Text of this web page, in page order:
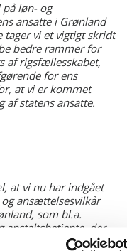
løn- og
ansatte i Grønland
tager vi et vigtigt skridt
bedre rammer for
af rigsfællesskabet,
for ens
at vi er kommet
statens ansatte.
at vi nu har indgået
ansættelsesvilkår
som bl.a.
anstaltsbetjente, der
tryghed for